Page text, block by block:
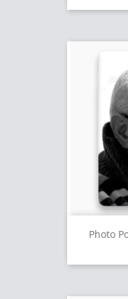
Photo